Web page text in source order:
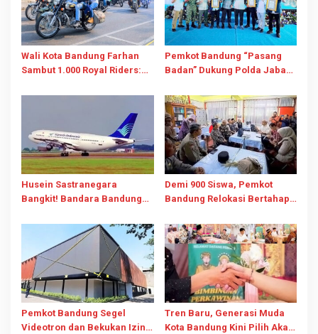
Wali Kota Bandung Farhan
Sambut 1.000 Royal Riders:
Penggerak Pariwisata dan
Pemkot Bandung “Pasang
Badan” Dukung Polda Jabar
Kasus Terungkap
Husein Sastranegara
Bangkit! Bandara Bandung
Mulai 14 Agustus 2026
Demi 900 Siswa, Pemkot
Bandung Relokasi Bertahap
“Pasang Badan” Tolak
Pengusiran
Pemkot Bandung Segel
Videotron dan Bekukan Izin
Tren Baru, Generasi Muda
Kota Bandung Kini Pilih Akad